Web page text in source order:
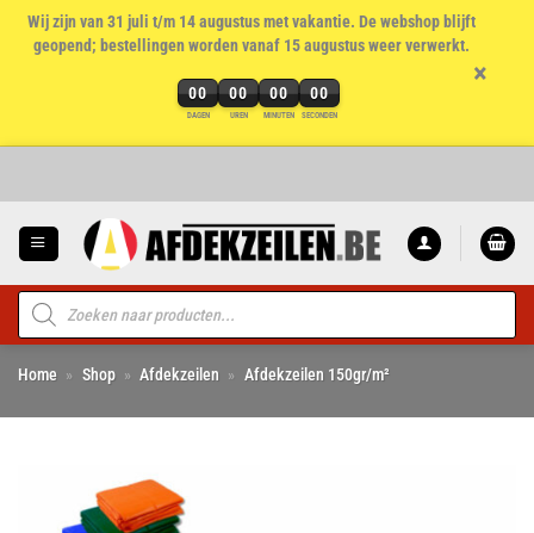
Wij zijn van 31 juli t/m 14 augustus met vakantie. De webshop blijft
geopend; bestellingen worden vanaf 15 augustus weer verwerkt.
00
DAGEN
00
UREN
00
MINUTEN
00
SECONDEN
×
Producten
zoeken
Home » Shop » Afdekzeilen » Afdekzeilen 150gr/m²